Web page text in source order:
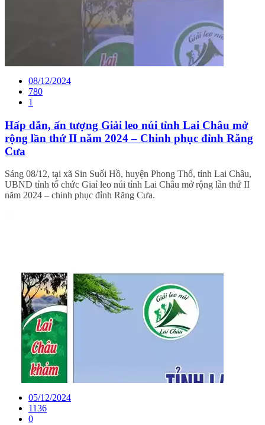
08/12/2024
780
1
Hấp dẫn, ấn tượng Giải leo núi tỉnh Lai Châu mở
rộng lần thứ II năm 2024 – Chinh phục đỉnh Răng
Cưa
Sáng 08/12, tại xã Sin Suối Hồ, huyện Phong Thổ, tỉnh Lai Châu,
UBND tỉnh tổ chức Giaỉ leo núi tỉnh Lai Châu mở rộng lần thứ II
năm 2024 – chinh phục đỉnh Răng Cưa.
05/12/2024
1136
0